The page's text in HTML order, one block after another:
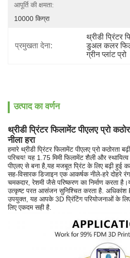
आपूर्ति की क्षमता:
10000 किग्रा
प्रमुखता देना:
थ्रीडी प्रिंटर
डुअल कलर
ग्रीन प्लांट प्रो
उत्पाद का वर्णन
थ्रीडी प्रिंटर फिलामेंट पीएलए प्रो
नीला हरा
हमारे थ्रीडी प्रिंटर फिलामेंट पीएलए प्रो कठोरता
परिचय! यह 1.75 मिमी फिलामेंट शैली और
पीएलए से बना है,यह मजबूत प्रिंट के लिए बढ़ी हुई
सह-विसारक डिजाइन एक आकर्षक नीले-हरे दोहरे
चमकदार, रेशमी जैसे परिष्करण का निर्माण करता
उत्कृष्ट परत आसंजन सुनिश्चित करता है. अधिकांश
उपयुक्त, यह आपके 3D प्रिंटिंग परियोजनाओं के
लिए एकदम सही है.